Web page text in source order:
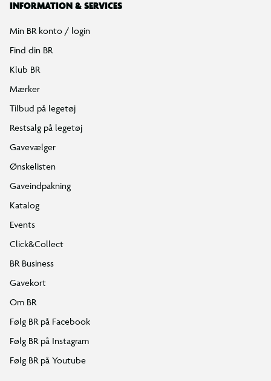
INFORMATION & SERVICES
Min BR konto / login
Find din BR
Klub BR
Mærker
Tilbud på legetøj
Restsalg på legetøj
Gavevælger
Ønskelisten
Gaveindpakning
Katalog
Events
Click&Collect
BR Business
Gavekort
Om BR
Følg BR på Facebook
Følg BR på Instagram
Følg BR på Youtube